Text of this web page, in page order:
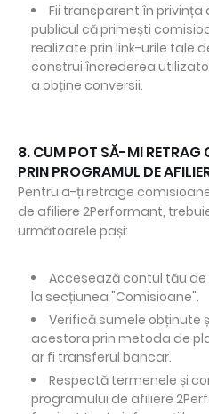
Fii transparent în
publicul că primești
realizate prin link-urile tale
construi încrederea
a obține conversii.
8. CUM POT SĂ-MI RETRAG
PRIN PROGRAMUL DE
Pentru a-ți retrage
de afiliere 2Performant,
următoarele pași:
Accesează contul tău
la secțiunea "Comisioane".
Verifică sumele obținute
acestora prin metoda de
ar fi transferul bancar.
Respectă termenele și
programului de afiliere